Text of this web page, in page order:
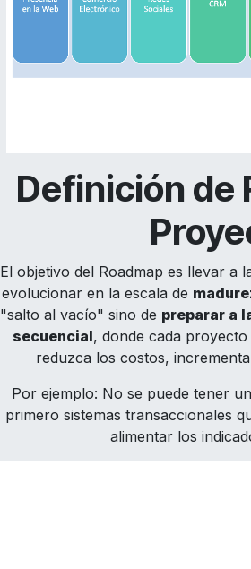
Definición de
El objetivo del Roadmap es llevar a
evolucionar en la escala de
"salto al vacío" sino de preparar a
secuencial, donde cada
reduzca los costos,
Por ejemplo: No se puede tener
primero sistemas transaccionales
alimentar los